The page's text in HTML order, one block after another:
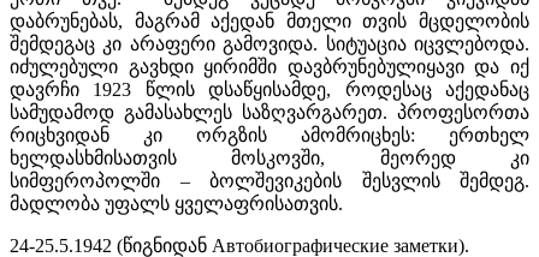
დაბრუნებას, მაგრამ აქედან მთელი თვის მცდელობის
შემდეგაც კი არაფერი გამოვიდა. სიტუაცია იცვლებოდა.
იძულებული გავხდი ყირიმში დავბრუნებულიყავი და იქ
დავრჩი 1923 წლის დსაწყისამდე, როდესაც აქედანაც
სამუდამოდ გამასახლეს საზღვარგარეთ. პროფესორთა
რიცხვიდან კი ორგზის ამომრიცხეს: ერთხელ
ხელდასხმისათვის მოსკოვში, მეორედ კი
სიმფეროპოლში – ბოლშევიკების შესვლის შემდეგ.
მადლობა უფალს ყველაფრისათვის.
24-25.5.1942 (წიგნიდან Автобиографические заметки).